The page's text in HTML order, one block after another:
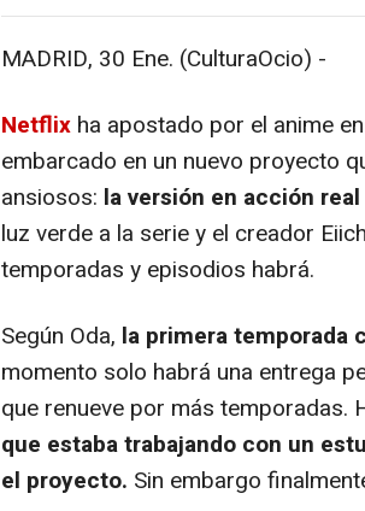
MADRID, 30 Ene. (CulturaOcio) -
Netflix ha apostado por el anime
embarcado en un nuevo proyecto
ansiosos: la versión en acción
luz verde a la serie y el creador
temporadas y episodios habrá.
Según Oda, la primera temporada
momento solo habrá una entrega
que renueve por más temporadas.
que estaba trabajando con un
el proyecto. Sin embargo